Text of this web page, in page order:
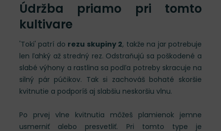
Údržba priamo pri tomto
kultivare
'Toki' patrí do rezu skupiny 2, takže na jar potrebuje
len ľahký až stredný rez. Odstraňujú sa poškodené a
slabé výhony a rastlina sa podľa potreby skracuje na
silný pár púčikov. Tak si zachováš bohaté skoršie
kvitnutie a podporíš aj slabšiu neskoršiu vlnu.
Po prvej vlne kvitnutia môžeš plamienok jemne
usmerniť alebo presvetliť. Pri tomto type je